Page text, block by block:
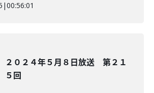
|00:56:01
２０２４年５月８日放送 第２１
５回